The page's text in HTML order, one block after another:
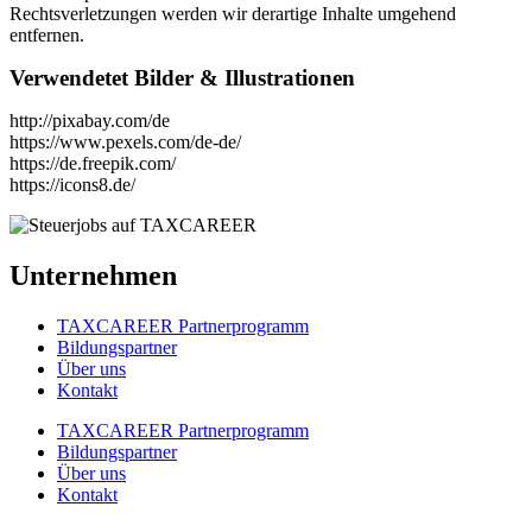
Rechtsverletzungen werden wir derartige Inhalte umgehend
entfernen.
Verwendetet Bilder & Illustrationen
http://pixabay.com/de
https://www.pexels.com/de-de/
https://de.freepik.com/
https://icons8.de/
Unternehmen
TAXCAREER Partnerprogramm
Bildungspartner
Über uns
Kontakt
TAXCAREER Partnerprogramm
Bildungspartner
Über uns
Kontakt